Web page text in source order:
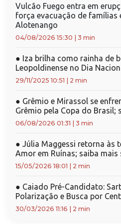
Vulcão Fuego entra em
força evacuação de famílias
Alotenango
04/08/2026 15:30 3 min
● Iza brilha como rainha de
Leopoldinense no Dia
29/11/2025 10:51 2 min
● Grêmio e Mirassol se
Grêmio pela Copa do Brasil;
06/08/2026 01:31 3 min
● Júlia Maggessi retorna às
Amor em Ruínas; saiba mais
15/05/2026 18:01 2 min
● Caiado Pré-Candidato:
Polarização e Busca por
30/03/2026 11:16 2 min